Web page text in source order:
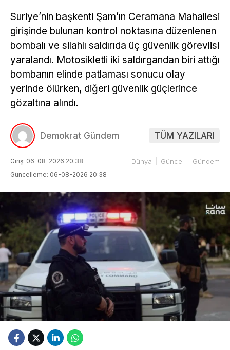
Suriye’nin başkenti Şam’ın Ceramana Mahallesi
girişinde bulunan kontrol noktasına düzenlenen
bombalı ve silahlı saldırıda üç güvenlik görevlisi
yaralandı. Motosikletli iki saldırgandan biri attığı
bombanın elinde patlaması sonucu olay
yerinde ölürken, diğeri güvenlik güçlerince
gözaltına alındı.
Demokrat Gündem TÜM YAZILARI
Giriş: 06-08-2026 20:38
Güncelleme: 06-08-2026 20:38
Dünya Güncel Gündem